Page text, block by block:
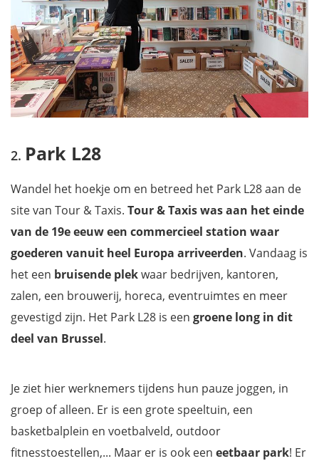
Park L28
Wandel het hoekje om en betreed het Park L28 aan de
site van Tour & Taxis. Tour & Taxis was aan het einde
van de 19e eeuw een commercieel station waar
goederen vanuit heel Europa arriveerden. Vandaag is
het een bruisende plekwaar bedrijven, kantoren,
zalen, een brouwerij, horeca, eventruimtes en meer
gevestigd zijn. Het Park L28 is een groene long in dit
deel van Brussel.
Je ziet hier werknemers tijdens hun pauze joggen, in
groep of alleen. Er is een grote speeltuin, een
basketbalplein en voetbalveld, outdoor
fitnesstoestellen,... Maar er is ook een eetbaar park! Er